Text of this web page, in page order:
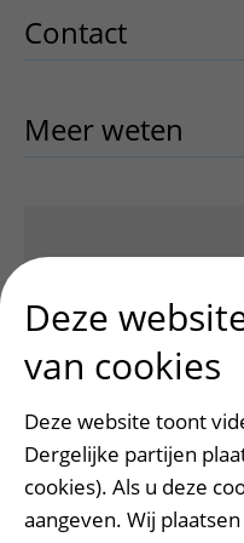
Contact
Meer weten
Nee
Deze
van cookies
Deze website toont
Dergelijke partijen
cookies). Als u deze
aangeven. Wij